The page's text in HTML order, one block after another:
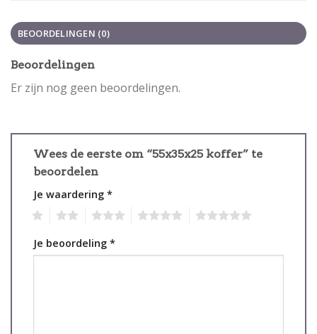
BEOORDELINGEN (0)
Beoordelingen
Er zijn nog geen beoordelingen.
Wees de eerste om “55x35x25 koffer” te
beoordelen
Je waardering *
Je beoordeling *